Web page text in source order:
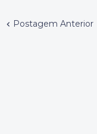
Postagem Anterior